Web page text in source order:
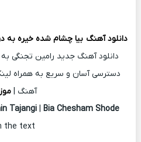
دانلود آهنگ بیا چشام شده خیره به
دانلود آهنگ جدید رامین تجنگی
دسترسی آسان و سریع به همراه
آهنگ |
Tajangi | Bia Chesham Shode
the text